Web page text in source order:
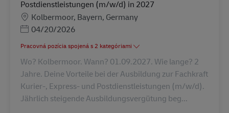
Postdienstleistungen (m/w/d) in 2027
MiestoKolbermoor, Bayern, Germany
Posted Date
04/20/2026
Pracovná pozícia spojená s 2 kategóriami
Wo? Kolbermoor. Wann? 01.09.2027. Wie lange? 2
Jahre. Deine Vorteile bei der Ausbildung zur Fachkraft
Kurier-, Express- und Postdienstleistungen (m/w/d).
Jährlich steigende Ausbildungsvergütung beg...